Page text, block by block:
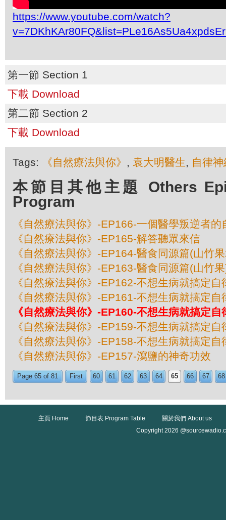
https://www.youtube.com/watch?
第一節 Section 1
下載 Download
第二節 Section 2
下載 Download
Tags: 《自然療法與你》 , 袁大明醫生, 自律神
本節目其他主題 Others
Program
《自然療法與你》-EP166-一個醫學叛逆者的
《自然療法與你》-EP165-解答聽眾來信
《自然療法與你》-EP164-醫食同源篇(山竹
《自然療法與你》-EP163-醫食同源篇(山竹
《自然療法與你》-EP162-不想生病就搞定自
《自然療法與你》-EP161-不想生病就搞定自
《自然療法與你》-EP160-不想生病就搞定自
《自然療法與你》-EP159-不想生病就搞定自
《自然療法與你》-EP158-不想生病就搞定自
《自然療法與你》-EP157-瀉鹽的神奇功效
Page 65 of 81 First 60 61 62 63 64 65 66 67 68
主頁 Home 節目表 Program Table
關於我們 About us
Copyright 2026